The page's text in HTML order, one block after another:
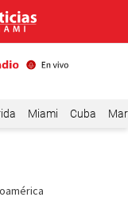
Miami Cuba